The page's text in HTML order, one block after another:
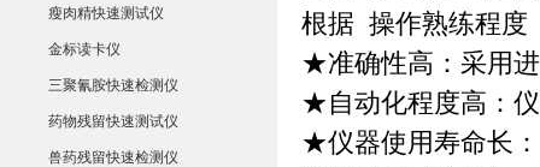
瘦肉精快速测试仪
金标读卡仪
三聚氰胺快速检测仪
药物残留快速测试仪
兽药残留快速检测仪
根据 操作熟练程度
★准确性高：采用
★自动化程度高：
★仪器使用寿命长